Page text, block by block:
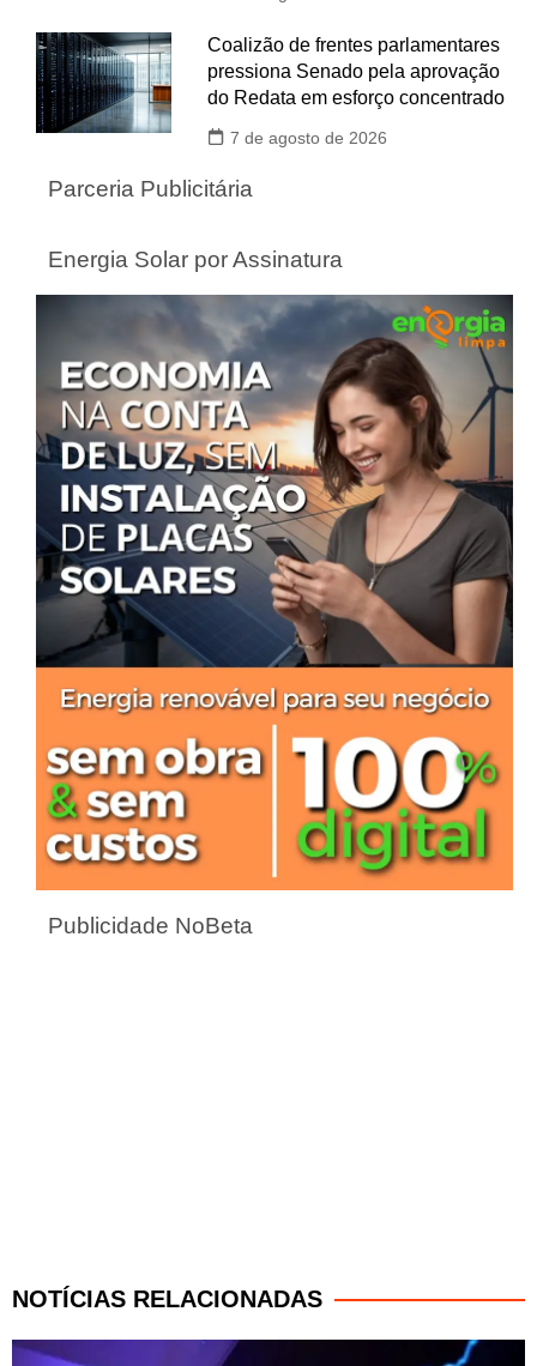
Coalizão de frentes parlamentares
pressiona Senado pela aprovação
do Redata em esforço concentrado
7 de agosto de 2026
Parceria Publicitária
Energia Solar por Assinatura
Publicidade NoBeta
NOTÍCIAS RELACIONADAS